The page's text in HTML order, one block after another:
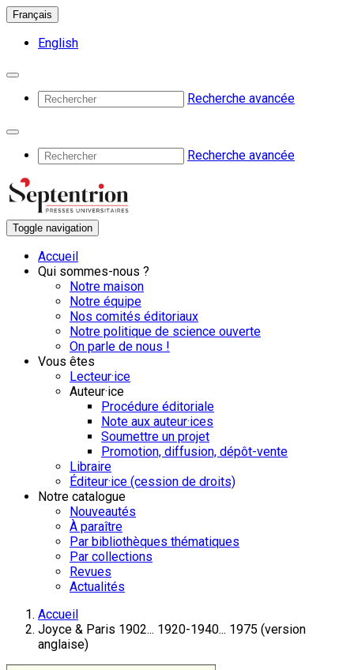
Français
English
Recherche avancée
Recherche avancée
Toggle navigation
Accueil
Qui sommes-nous ?
Notre maison
Notre équipe
Nos comités éditoriaux
Notre politique de science ouverte
On parle de nous !
Vous êtes
Lecteur·ice
Auteur·ice
Procédure éditoriale
Note aux auteur·ices
Soumettre un projet
Promotion, diffusion, dépôt-vente
Libraire
Éditeur·ice (cession de droits)
Notre catalogue
Nouveautés
À paraître
Par bibliothèques thématiques
Par collections
Revues
Actualités
Accueil
Joyce & Paris 1902... 1920-1940... 1975 (version
anglaise)